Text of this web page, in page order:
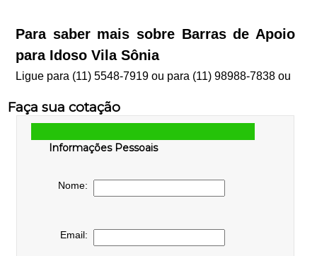
Para saber mais sobre Barras de Apoio
para Idoso Vila Sônia
Ligue para (11) 5548-7919ou para (11) 98988-7838ou
Faça sua cotação
Informações Pessoais
Nome:
Email: